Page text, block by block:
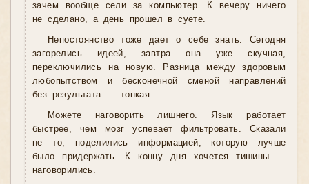
зачем вообще сели за компьютер. К вечеру ничего
не сделано, а день прошел в суете.
Непостоянство тоже дает о себе знать. Сегодня
загорелись идеей, завтра она уже скучная,
переключились на новую. Разница между здоровым
любопытством и бесконечной сменой направлений
без результата — тонкая.
Можете наговорить лишнего. Язык работает
быстрее, чем мозг успевает фильтровать. Сказали
не то, поделились информацией, которую лучше
было придержать. К концу дня хочется тишины —
наговорились.